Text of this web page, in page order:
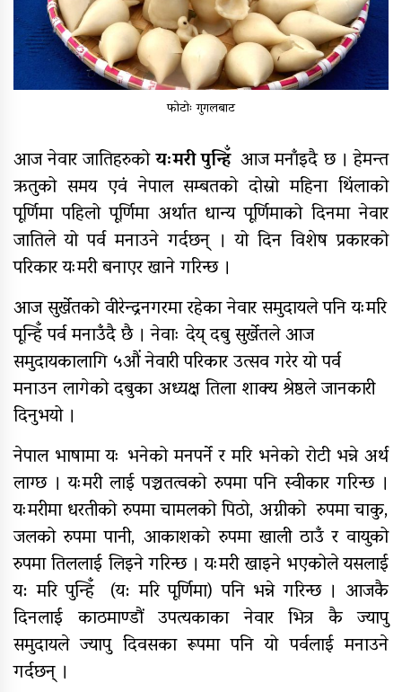
९४ पिन्ट रगत संकलन
कर्णाली प्रदेश सरकारद्वारा सवारी
साधनमा नयाँ कर र दस्तुर निर्धारण
क्यान्सर अस्पताल खजुरामा
बालबालिकाकालागि कृतिम खेल सामाग्री
हस्तान्तरण
बर्दियाको राजापूरमा सर्वाधिक शतक
रक्तदाता कर्माचार्य सम्मानित
मुगुमा नेपाल स्वयंसेवी रक्तदाता समाज
गठन, अध्यक्षमा बुढा
नेपाल रेडक्रसका केन्द्रीय कोषाध्यक्ष
कर्माचार्यद्वारा बाँके शाखामा भेटघाट
नेपालका सर्वाधिक स्वयंसेवी शतक
रक्तदाता कर्माचार्यद्वारा मुगुमा १८७औं
पटकको रक्तदान
फोटोः गुगलबाट
आज नेवार जातिहरुकोयःमरी पुन्हिँ आज मनाँइदै छ । हेमन्त
ऋतुको समय एवं नेपाल सम्बतको दोस्रो महिना थिंलाको
पूर्णिमा पहिलो पूर्णिमा अर्थात धान्य पूर्णिमाको दिनमा नेवार
जातिले यो पर्व मनाउने गर्दछन् । यो दिन विशेष प्रकारको
परिकार यःमरी बनाएर खाने गरिन्छ ।
आज सुर्खेतको वीरेन्द्रनगरमा रहेका नेवार समुदायले पनि यःमरि
पून्हिँ पर्व मनाउँदै छै । नेवाः देय् दबु सुर्खेतले आज
समुदायकालागि ५औं नेवारी परिकार उत्सव गरेर यो पर्व
मनाउन लागेको दबुका अध्यक्ष तिला शाक्य श्रेष्ठले जानकारी
दिनुभयो ।
नेपाल भाषामा यः भनेको मनपर्ने र मरि भनेको रोटी भन्ने अर्थ
लाग्छ । यःमरी लाई पञ्चतत्वको रुपमा पनि स्वीकार गरिन्छ ।
यःमरीमा धरतीको रुपमा चामलको पिठो, अग्नीको रुपमा चाकु,
जलको रुपमा पानी, आकाशको रुपमा खाली ठाउँ र वायुको
रुपमा तिललाई लिइने गरिन्छ । यःमरी खाइने भएकोले यसलाई
य: मरि पुन्हिँ (य: मरि पूर्णिमा) पनि भन्ने गरिन्छ । आजकै
दिनलाई काठमाण्डौं उपत्यकाका नेवार भित्र कै ज्यापु
समुदायले ज्यापु दिवसका रूपमा पनि यो पर्वलाई मनाउने
गर्दछन् ।